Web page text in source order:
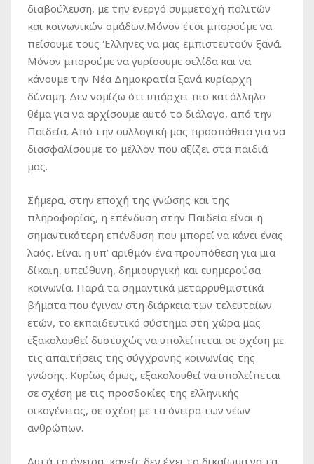
διαβούλευση, με την ενεργό συμμετοχή πολιτών
και κοινωνικών ομάδων.Μόνον έτσι μπορούμε να
πείσουμε τους Έλληνες να μας εμπιστευτούν ξανά.
Μόνον μπορούμε να γυρίσουμε σελίδα και να
κάνουμε την Νέα Δημοκρατία ξανά κυρίαρχη
δύναμη. Δεν νομίζω ότι υπάρχει πιο κατάλληλο
θέμα για να αρχίσουμε αυτό το διάλογο, από την
Παιδεία. Από την συλλογική μας προσπάθεια για να
διασφαλίσουμε το μέλλον που αξίζει στα παιδιά
μας.
Σήμερα, στην εποχή της γνώσης και της
πληροφορίας, η επένδυση στην Παιδεία είναι η
σημαντικότερη επένδυση που μπορεί να κάνει ένας
λαός. Είναι η υπ’ αριθμόν ένα προϋπόθεση για μια
δίκαιη, υπεύθυνη, δημιουργική και ευημερούσα
κοινωνία. Παρά τα σημαντικά μεταρρυθμιστικά
βήματα που έγιναν στη διάρκεια των τελευταίων
ετών, το εκπαιδευτικό σύστημα στη χώρα μας
εξακολουθεί δυστυχώς να υπολείπεται σε σχέση με
τις απαιτήσεις της σύγχρονης κοινωνίας της
γνώσης. Κυρίως όμως, εξακολουθεί να υπολείπεται
σε σχέση με τις προσδοκίες της ελληνικής
οικογένειας, σε σχέση με τα όνειρα των νέων
ανθρώπων.
Αυτά τα όνειρα, κανείς δεν έχει το δικαίωμα να τα